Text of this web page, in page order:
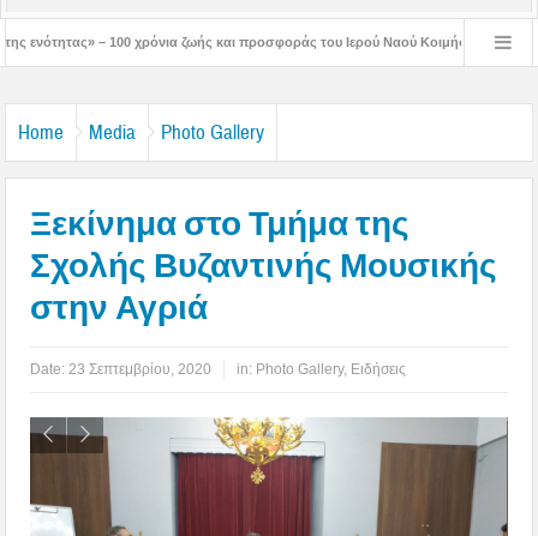
ζωής και προσφοράς του Ιερού Ναού Κοιμήσεως της Θεοτόκου Πτελεού
Home Media Photo Gallery
Ξεκίνημα στο Τμήμα της
Σχολής Βυζαντινής Μουσικής
στην Αγριά
Date: 23 Σεπτεμβρίου, 2020 in: Photo Gallery, Ειδήσεις